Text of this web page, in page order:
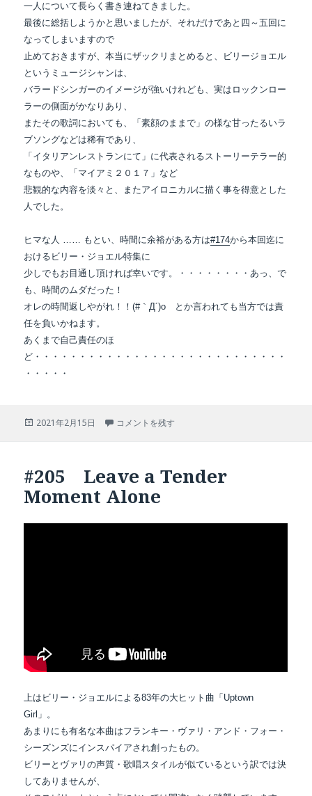
一人について長らく書き連ねてきました。
最後に総括しようかと思いましたが、それだけであと四～五回に
なってしまいますので
止めておきますが、本当にザックリまとめると、ビリージョエル
というミュージシャンは、
バラードシンガーのイメージが強いけれども、実はロックンロー
ラーの側面がかなりあり、
またその歌詞においても、「素顔のままで」の様な甘ったるいラ
ブソングなどは稀有であり、
「イタリアンレストランにて」に代表されるストーリーテラー的
なものや、「マイアミ２０１７」など
悲観的な内容を淡々と、またアイロニカルに描く事を得意とした
人でした。
ヒマな人 …… もとい、時間に余裕がある方は#174から本回迄に
おけるビリー・ジョエル特集に
少しでもお目通し頂ければ幸いです。・・・・・・・・あっ、で
も、時間のムダだった！
オレの時間返しやがれ！！(#｀Д´)o とか言われても当方では責
任を負いかねます。
あくまで自己責任のほ
ど・・・・・・・・・・・・・・・・・・・・・・・・・・・・
・・・・・
投
2021年2月15日 #206 Billy Joel に
コメントを残す
#205 Leave a Tender
Moment Alone
上はビリー・ジョエルによる83年の大ヒット曲「Uptown
Girl」。
あまりにも有名な本曲はフランキー・ヴァリ・アンド・フォー・
シーズンズにインスパイアされ創ったもの。
ビリーとヴァリの声質・歌唱スタイルが似ているという訳では決
してありませんが、